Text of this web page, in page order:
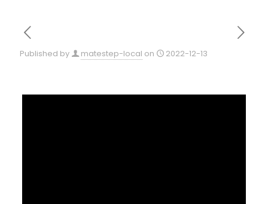
Published by matestep-local on 2022-12-13